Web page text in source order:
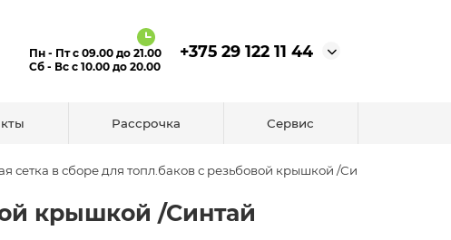
Пн - Пт с 09.00 до 21.00
Сб - Вс с 10.00 до 20.00
+375 29 122 11 44
Рассрочка Сервис
сетка в сборе для топл.баков с резьбовой крышкой /Синтай
крышкой /Синтай